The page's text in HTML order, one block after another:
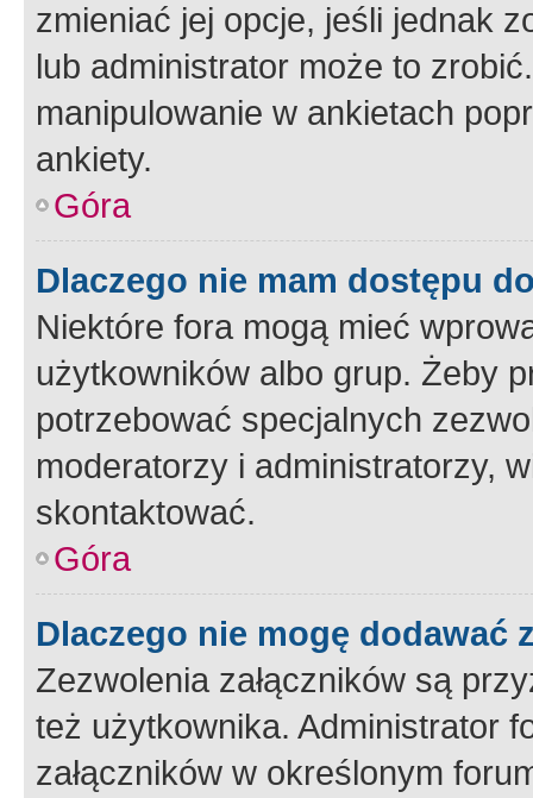
zmieniać jej opcje, jeśli jednak
lub administrator może to
manipulowanie w ankietach
ankiety.
Góra
Dlaczego nie mam dostępu
Niektóre fora mogą mieć
użytkowników albo grup. Żeby
potrzebować specjalnych
moderatorzy i administratorzy,
skontaktować.
Góra
Dlaczego nie mogę dodawać
Zezwolenia załączników są
też użytkownika. Administrator
załączników w określonym